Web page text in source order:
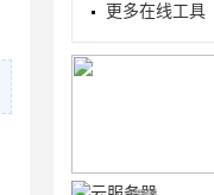
更多在线工具